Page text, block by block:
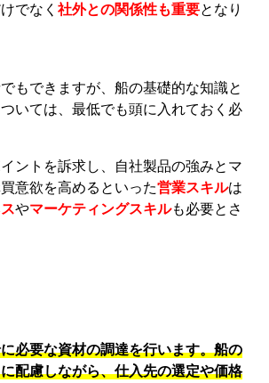
でなく 社外との関係性も重要となり
もできますが、船の基礎的な知識と
いては、最低でも頭に入れておく必
ントを訴求し、自社製品の強みとマ
意欲を高めるといった営業スキルは
やマーケティングスキルも必要とさ
必要な資材の調達を行います。船の
配慮しながら、仕入先の選定や価格